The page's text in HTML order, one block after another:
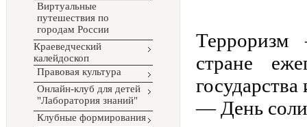
Виртуальные
путешествия по
городам России
Краеведческий
калейдоскоп
Правовая культура
Онлайн-клуб для детей
"Лаборатория знаний"
Клубные формирования
стране
— День